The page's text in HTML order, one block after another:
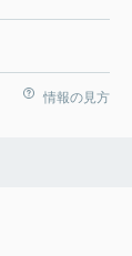
情報の見方